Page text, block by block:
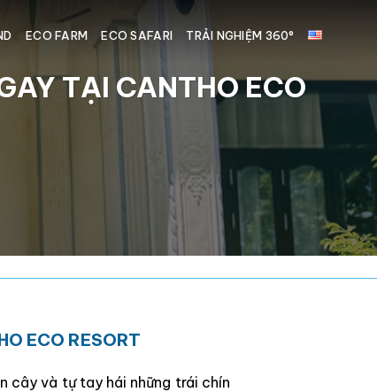
ECO FARM ECO SAFARI TRẢI NGHIỆM 360°
TẠI CANTHO ECO
ECO RESORT
cây và tự tay hái những trái chín